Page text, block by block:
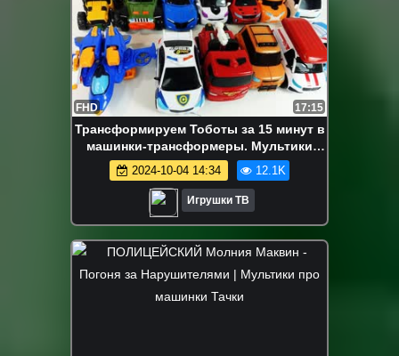
FHD 17:15
Трансформируем Тоботы за 15 минут в
машинки-трансформеры. Мультики
Тоботы игрушки для детей
2024-10-04 14:34 12.1K
Игрушки ТВ